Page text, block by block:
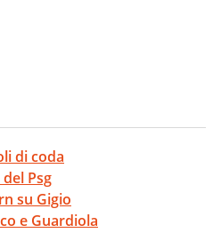
di coda
Psg
su Gigio
e Guardiola